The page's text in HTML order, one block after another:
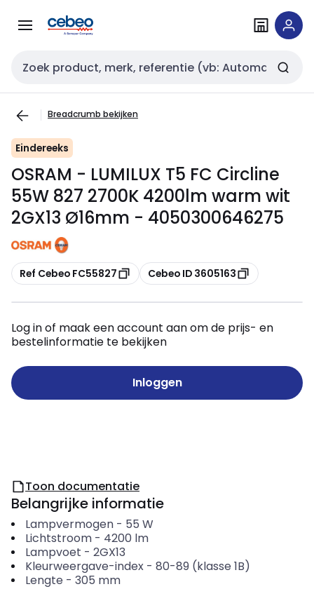
naar
naar
Zoekveld invoer
Breadcrumb bekijken
Eindereeks
OSRAM - LUMILUX T5 FC Circline
55W 827 2700K 4200lm warm wit
2GX13 Ø16mm - 4050300646275
Kopiëren
Ref Cebeo FC55827 Kopiëren
Cebeo ID 3605163
Log in of maak een account aan om de prijs- en
bestelinformatie te bekijken
Inloggen
Toon documentatie
Belangrijke informatie
Lampvermogen- 55 W
Lichtstroom- 4200 lm
Lampvoet - 2GX13
Kleurweergave-index- 80-89 (klasse 1B)
Lengte - 305 mm